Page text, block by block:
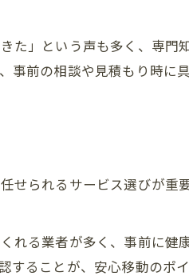
い主同乗のルール整理
可否の確認ポイント
ット同乗対応と注意点
送方法
安心な輸送方法の選び方
スパ比較と選定基準
安い業者を見極めるコツ
ービス内容のバランス
」という声も多く、専門
前の相談や見積もり時に
られるサービス選びが重
る業者が多く、事前に健
ることが、安心移動のポイ